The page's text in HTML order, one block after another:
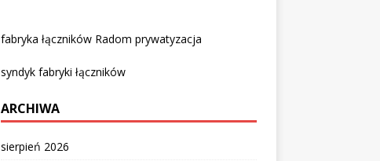
fabryka łączników Radom prywatyzacja
syndyk fabryki łączników
ARCHIWA
sierpień 2026